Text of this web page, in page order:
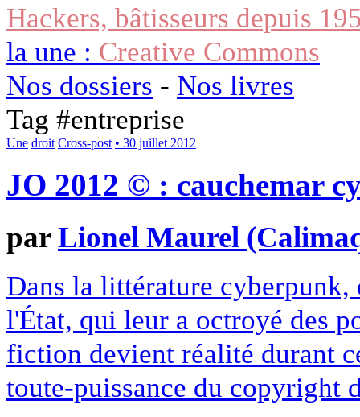
Hackers, bâtisseurs depuis
la une : Creative Commons
Nos dossiers - Nos livres
Tag #entreprise
Une droit Cross-post • 30 juillet 2012
JO 2012 © : cauchemar
parLionel Maurel
Dans la littérature cyberpunk,
l'État, qui leur a octroyé des
fiction devient réalité durant
toute-puissance du copyright